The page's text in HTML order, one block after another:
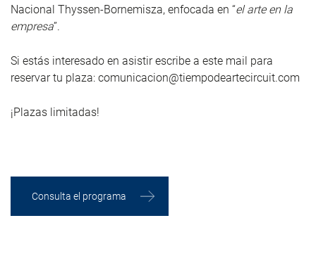
Nacional Thyssen-Bornemisza, enfocada en “el arte en la
empresa”.
Si estás interesado en asistir escribe a este mail para
reservar tu plaza: comunicacion@tiempodeartecircuit.com
¡Plazas limitadas!
Consulta el programa